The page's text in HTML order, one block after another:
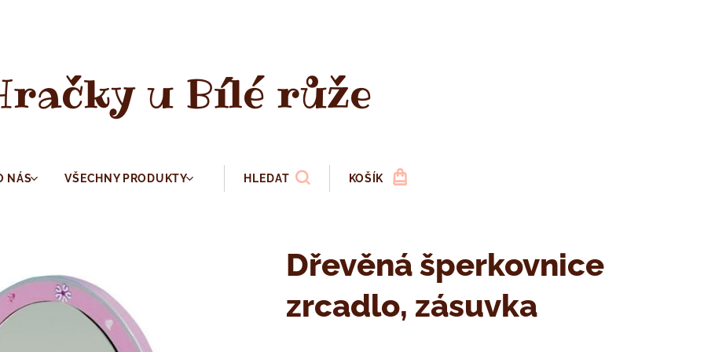
u Bílé růže
NÁS VŠECHNY PRODUKTY HLEDAT KOŠÍK
Dřevěná šperkovnice
zrcadlo, zásuvka